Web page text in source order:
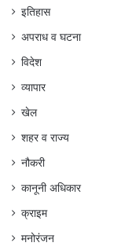
इतिहास
अपराध व घटना
विदेश
व्यापार
खेल
शहर व राज्य
नौकरी
कानूनी अधिकार
क्राइम
मनोरंजन